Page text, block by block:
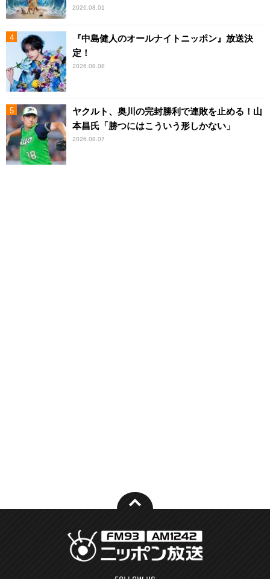
2026.08.01
『中島健人のオールナイトニッポン』放送決
定！
2026.08.08
ヤクルト、奥川の完封勝利で連敗を止める！山
本昌氏「勝つにはこういう形しかない」
2026.08.07